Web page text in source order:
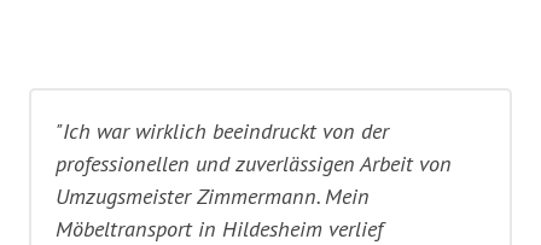
"Ich war wirklich beeindruckt von der
professionellen und zuverlässigen Arbeit von
Umzugsmeister Zimmermann. Mein
Möbeltransport in Hildesheim verlief